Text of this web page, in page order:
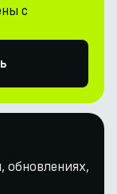
с
обновлениях,